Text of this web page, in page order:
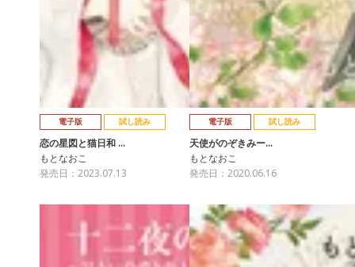
電子版 試し読み
恋の星図と猫日和 …
もとなおこ
発売日：2023.07.13
電子版 試し読み
天使がのぞきみー…
もとなおこ
発売日：2020.06.16